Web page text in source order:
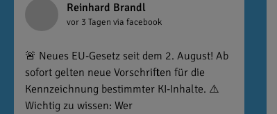
Reinhard Brandl
vor 3 Tagen via facebook
🚨 Neues EU-Gesetz seit dem 2. August! Ab
sofort gelten neue Vorschriften für die
Kennzeichnung bestimmter KI-Inhalte. ⚠️
Wichtig zu wissen: Wer